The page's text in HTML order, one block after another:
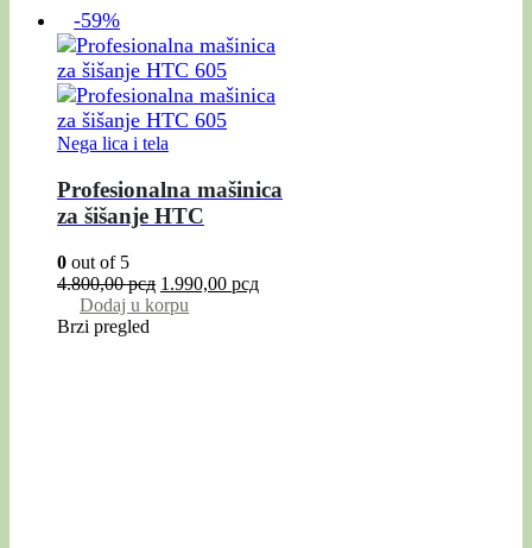
-59%
Nega lica i tela
Profesionalna mašinica
za šišanje HTC
0 out of 5
4.800,00рсд 1.990,00 рсд
Dodaj u korpu
Brzi pregled